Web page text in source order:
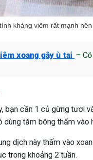
kháng viêm rất mạnh
xoang gây ù tai –
bạn cần 1 củ gừng tươi
dùng tăm bông thấm vào
dịch này thấm vào
trong khoảng 2 tuần.